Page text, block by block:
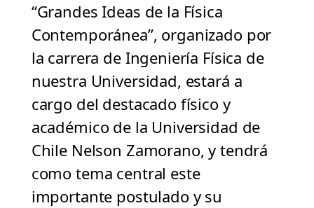
“Grandes Ideas de la Física
Contemporánea”, organizado por
la carrera de Ingeniería Física de
nuestra Universidad, estará a
cargo del destacado físico y
académico de la Universidad de
Chile Nelson Zamorano, y tendrá
como tema central este
importante postulado y su